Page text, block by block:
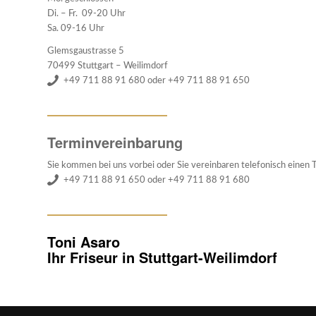
Di. – Fr. 09-20 Uhr
Sa. 09-16 Uhr
Glemsgaustrasse 5
70499 Stuttgart – Weilimdorf
+49 711 88 91 680 oder +49 711 88 91 650
Terminvereinbarung
Sie kommen bei uns vorbei oder Sie vereinbaren telefonisch einen
+49 711 88 91 650 oder +49 711 88 91 680
Toni Asaro
Ihr Friseur in Stuttgart-Weilimdorf